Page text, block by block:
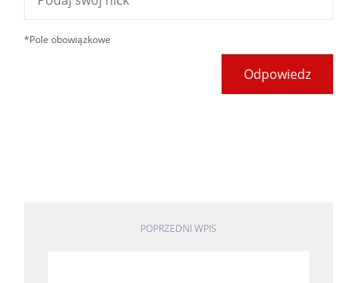
*Pole obowiązkowe
Odpowiedz
POPRZEDNI WPIS